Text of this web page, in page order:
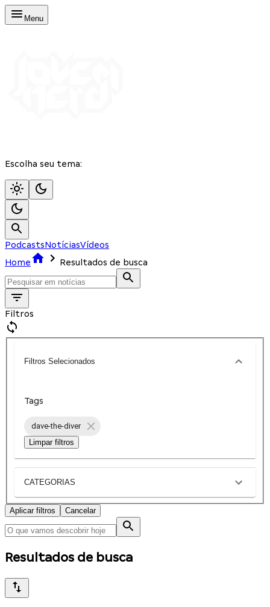
Menu
Escolha seu tema:
PodcastsNotíciasVídeos
Home
Resultados de busca
Filtros
Filtros Selecionados
Tags
dave-the-diver
Limpar filtros
CATEGORIAS
Aplicar filtros Cancelar
Resultados de busca